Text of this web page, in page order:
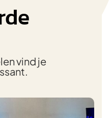
vind je